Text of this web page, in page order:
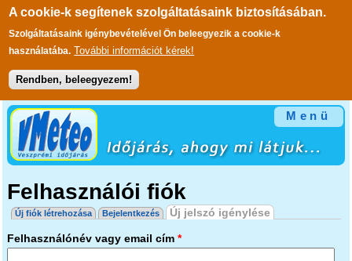
A cookie-k segítenek szolgáltatásaink biztosításában.
Szolgáltatásaink igénybevételével Ön beleegyezik a cookie-k
használatába. További információt kérek!
Rendben, beleegyezem!
Ugrás a tartalomra
Menü
Felhasználói fiók
Elsődleges fülek
Új fiók létrehozása Bejelentkezés Új jelszó igénylése(aktív fül)
Felhasználónév vagy email cím *